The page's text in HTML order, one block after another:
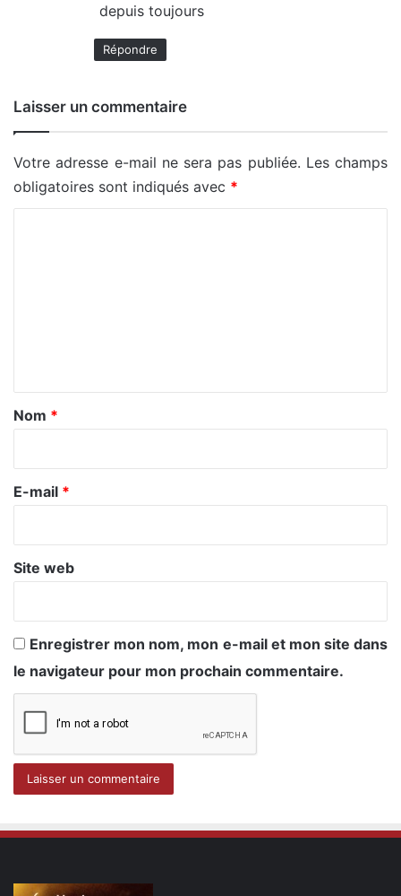
depuis toujours
Répondre
Laisser un commentaire
Votre adresse e-mail ne sera pas publiée. Les champs
obligatoires sont indiqués avec *
a
e
Nom *
E-mail *
Site web
Enregistrer mon nom, mon e-mail et mon site dans
le navigateur pour mon prochain commentaire.